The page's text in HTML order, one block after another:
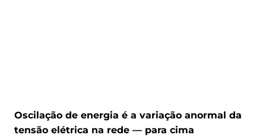
Oscilação de energia é a variação anormal da
tensão elétrica na rede — para cima